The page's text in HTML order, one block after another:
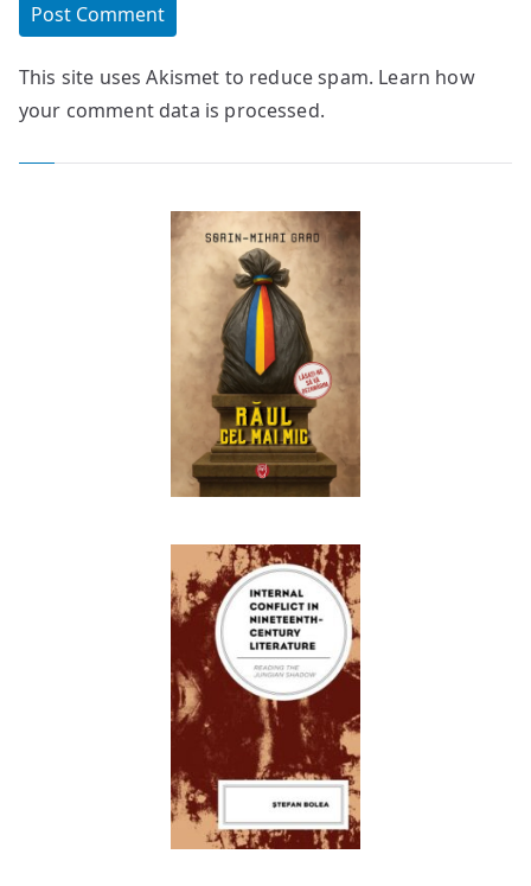
This site uses Akismet to reduce spam. Learn how
your comment data is processed.